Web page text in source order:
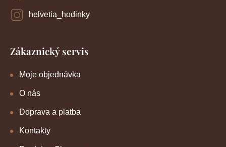
helvetia_hodinky
Zákaznický servis
Moje objednávka
O nás
Doprava a platba
Kontakty